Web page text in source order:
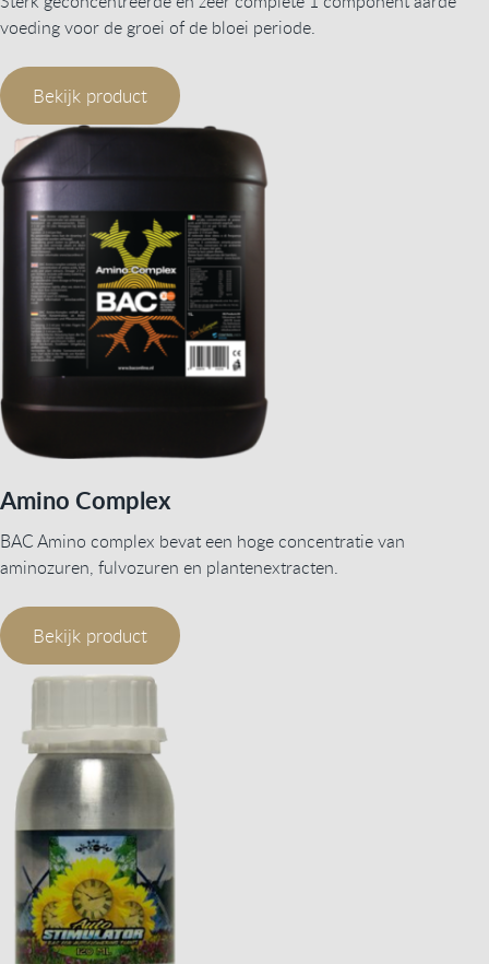
voeding voor de groei of de bloei periode.
Bekijk product
Amino Complex
BAC Amino complex bevat een hoge concentratie van
aminozuren, fulvozuren en plantenextracten.
Bekijk product